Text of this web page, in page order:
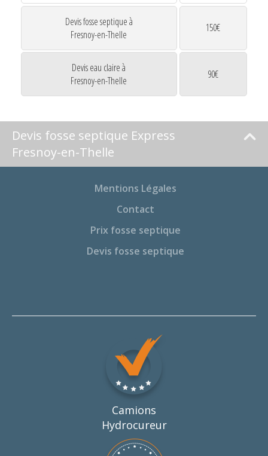
Devis fosse septique à
Fresnoy-en-Thelle
150€
Devis eau claire à
Fresnoy-en-Thelle
90€
Devis fosse septique Express
Fresnoy-en-Thelle
Mentions Légales
Contact
Prix fosse septique
Devis fosse septique
Camions
Hydrocureur